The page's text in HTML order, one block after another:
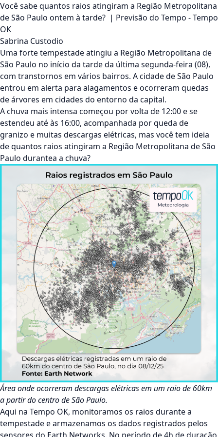
Você sabe quantos raios atingiram a Região Metropolitana
de São Paulo ontem à tarde? | Previsão do Tempo - Tempo
OK
Sabrina Custodio
Uma forte tempestade atingiu a Região Metropolitana de
São Paulo no início da tarde da última segunda-feira (08),
com transtornos em vários bairros. A cidade de São Paulo
entrou em alerta para alagamentos e ocorreram quedas
de árvores em cidades do entorno da capital.
A chuva mais intensa começou por volta de 12:00 e se
estendeu até às 16:00, acompanhada por queda de
granizo e muitas descargas elétricas, mas você tem ideia
de quantos raios atingiram a Região Metropolitana de São
Paulo durantea a chuva?
Área onde ocorreram descargas elétricas em um raio de 60km
a partir do centro de São Paulo.
Aqui na Tempo OK, monitoramos os raios durante a
tempestade e armazenamos os dados registrados pelos